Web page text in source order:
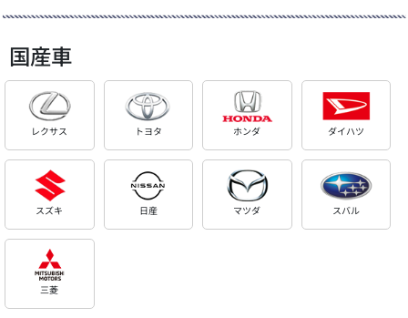
国産車
レクサス トヨタ ホンダ ダイハツ
スズキ 日産 マツダ スバル
三菱